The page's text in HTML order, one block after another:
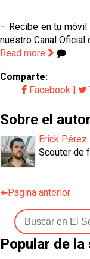
para el ataque
– Recibe en tu
nuestro Canal Oficial
Read more
Comparte:
Facebook |
Sobre el
Erick Pérez
Scouter de
⬅️Página anterior
Popular de la